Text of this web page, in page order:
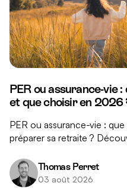
PER ou assurance-vie
et que choisir en 2026
PER ou assurance-vie :
préparer sa retraite ?
pour faire le bon choix.
Thomas Perret
03 août 2026